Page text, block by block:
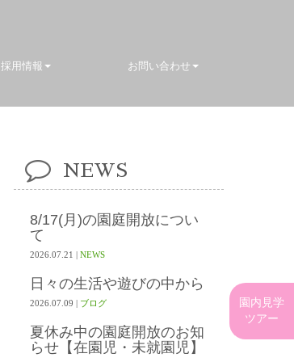
採用情報 お問い合わせ
NEWS
8/17(月)の園庭開放につい
て
2026.07.21 | NEWS
日々の生活や遊びの中から
2026.07.09 | ブログ
夏休み中の園庭開放のお知
らせ【在園児・未就園児】
園内見学
ツアー